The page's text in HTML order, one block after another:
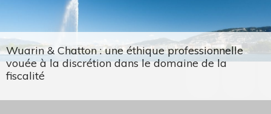
Wuarin & Chatton : une éthique professionnelle
vouée à la discrétion dans le domaine de la
fiscalité